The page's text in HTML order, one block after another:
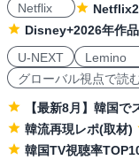
Netflix
Disney+2026年作品
U-NEXT
Lemino
グローバル視点で読
【最新8月】韓国
韓流再現レポ(取材)
韓国TV視聴率